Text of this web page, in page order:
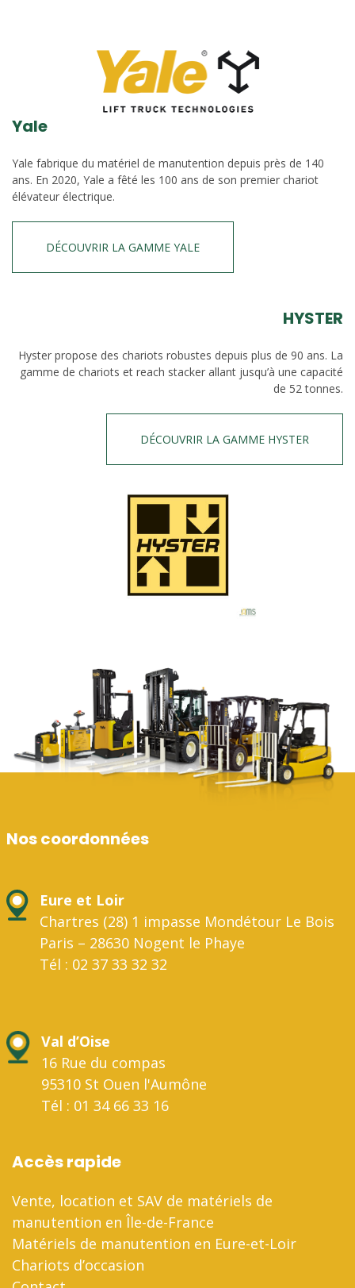
Yale
Yale fabrique du matériel de manutention depuis près de 140
ans. En 2020, Yale a fêté les 100 ans de son premier chariot
élévateur électrique.
DÉCOUVRIR LA GAMME YALE
HYSTER
Hyster propose des chariots robustes depuis plus de 90 ans. La
gamme de chariots et reach stacker allant jusqu’à une capacité
de 52 tonnes.
DÉCOUVRIR LA GAMME HYSTER
Nos coordonnées
Eure et Loir
Chartres (28) 1 impasse Mondétour Le Bois
Paris – 28630 Nogent le Phaye
Tél : 02 37 33 32 32
Val d’Oise
16 Rue du compas
95310 St Ouen l'Aumône
Tél : 01 34 66 33 16
Accès rapide
Vente, location et SAV de matériels de
manutention en Île-de-France
Matériels de manutention en Eure-et-Loir
Chariots d’occasion